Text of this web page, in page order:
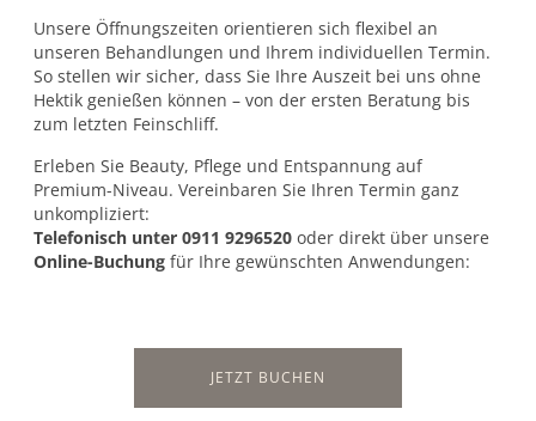
Unsere Öffnungszeiten orientieren sich flexibel an
unseren Behandlungen und Ihrem individuellen Termin.
So stellen wir sicher, dass Sie Ihre Auszeit bei uns ohne
Hektik genießen können – von der ersten Beratung bis
zum letzten Feinschliff.
Erleben Sie Beauty, Pflege und Entspannung auf
Premium-Niveau. Vereinbaren Sie Ihren Termin ganz
unkompliziert:
Telefonisch unter 0911 9296520 oder direkt über unsere
Online-Buchung für Ihre gewünschten Anwendungen:
JETZT BUCHEN